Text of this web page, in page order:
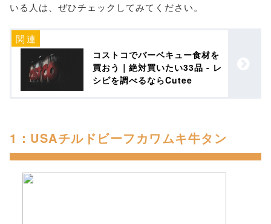
いる人は、ぜひチェックしてみてください。
コストコでバーベキュー食材を
買おう｜絶対買いたい33品 - レ
シピを調べるならCutee
1：USAチルドビーフカワムキ牛タン